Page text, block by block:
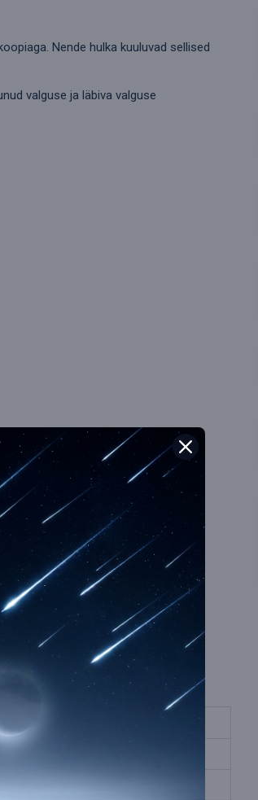
on our website
Nende hulka kuuluvad sellised
valguse ja läbiva valguse